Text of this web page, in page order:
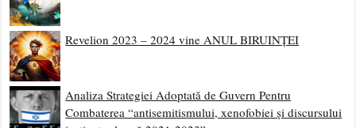
Revelion 2023 – 2024 vine ANUL BIRUINȚEI
Analiza Strategiei Adoptată de Guvern Pentru
Combaterea “antisemitismului, xenofobiei și discursului